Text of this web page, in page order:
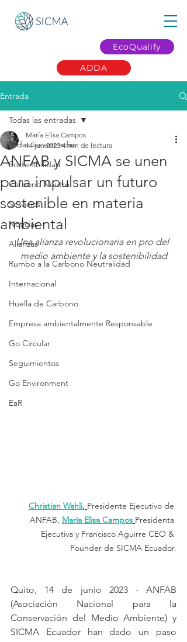
EcoQualify
ADDA
Entrada
Todas las entradas
Sostenibilidad
Carbono Neutro
Servicios
Noticias
Alianzas
Rumbo a la Carbono Neutralidad
Internacional
Huella de Carbono
Empresa ambientalmente Responsable
Go Circular
Seguimientos
Go Environment
EaR
Todas las entradas
ANFAB y SICMA se unen
para impulsar un futuro
sostenible en materia
ambiental
María Elisa Campos
14 jun 2023 4 min de lectura
Una alianza revolucionaria en pro del
medio ambiente y la sostenibilidad
Christian Wahli, Presidente Ejecutivo de
ANFAB, María Elisa Campos Presidenta
Ejecutiva y Francisco Aguirre CEO &
Founder de SICMA Ecuador.
Quito, 14 de junio 2023 - ANFAB
(Asociación Nacional para la
Conservación del Medio Ambiente) y
SICMA Ecuador han dado un paso